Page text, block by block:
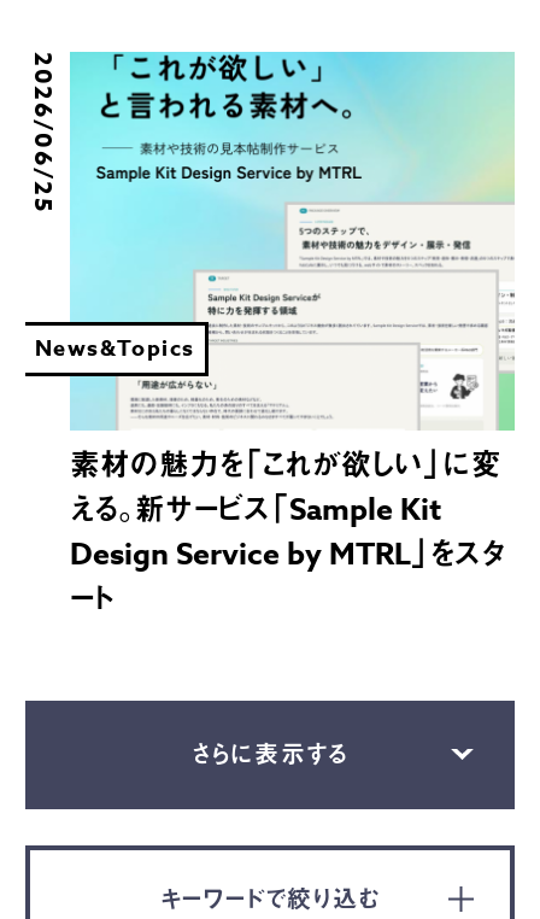
News&Topics
2026/06/25
素材の魅力を「これが欲しい」に変
える。新サービス「Sample Kit
Design Service by MTRL」をスタ
ート
さらに表示する
キーワードで絞り込む